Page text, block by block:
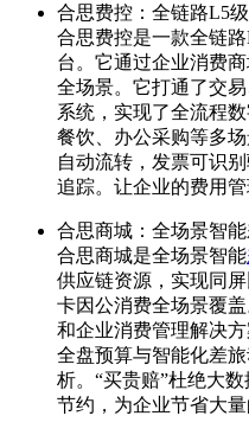
合思费控：全链路L5
合思费控是一款全链
台。它通过企业消费
全场景。它打通了交
系统，实现了全流程
餐饮、办公采购等多
自动流转，发票可识
追踪。让企业的费用管
合思商城：全场景智
合思商城是全场景智能
供应链资源，实现同
卡因公消费全场景覆
和企业消费管理解决
全盘预算与智能化差
析。“买贵赔”杜绝大
节约，为企业节省大量